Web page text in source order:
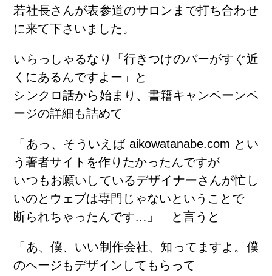
若社長さんが表参道のサロンまで打ち合わせ
に来て下さいました。
いらっしゃるなり「行きつけのバーがすぐ近
くにあるんですよー」と
シンクロ話から始まり、書籍キャンペーンペ
ージの詳細も詰めて
「あっ、そういえば aikowatanabe.com とい
う著者サイトを作りたかったんですが
いつもお願いしているデザイナーさんが忙し
いのとウェブは専門じゃないということで
断られちゃったんです…」 と言うと
「あ、僕、いい制作会社、知ってますよ。僕
のページもデザインしてもらって